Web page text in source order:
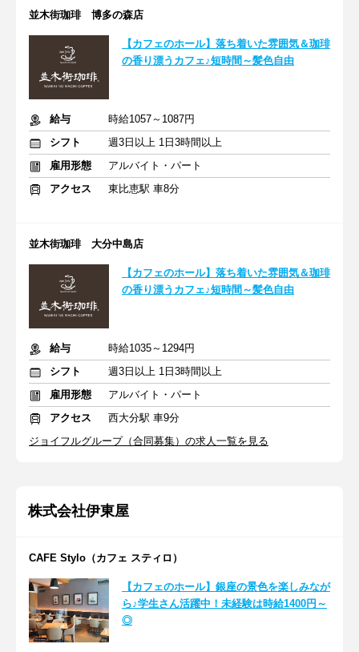
並木街珈琲 博多の森店
【カフェのホール】落ち着いた雰囲気＆珈琲
の香り漂うカフェ♪短時間～髪色自由
給与
時給1057～1087円
シフト
週3日以上 1日3時間以上
雇用形態
アルバイト・パート
アクセス
東比恵駅 車8分
並木街珈琲 大分中島店
【カフェのホール】落ち着いた雰囲気＆珈琲
の香り漂うカフェ♪短時間～髪色自由
給与
時給1035～1294円
シフト
週3日以上 1日3時間以上
雇用形態
アルバイト・パート
アクセス
西大分駅 車9分
ジョイフルグループ（合同募集）の求人一覧を見る
株式会社伊東屋
CAFE Stylo（カフェ スティロ）
【カフェのホール】銀座の景色を楽しみなが
ら♪学生さん活躍中！未経験は時給1400円～
◎